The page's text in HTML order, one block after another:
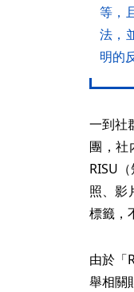
等，
法，
明的
一到社
團，社
RISU
照、影
標籤，
由於「
舉相關